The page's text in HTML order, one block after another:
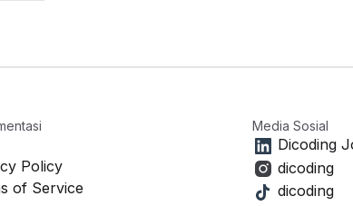
Policy
of Service
Media Sosial
Dicoding
dicoding
dicoding